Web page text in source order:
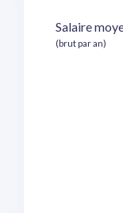
Salaire
(brut par an)